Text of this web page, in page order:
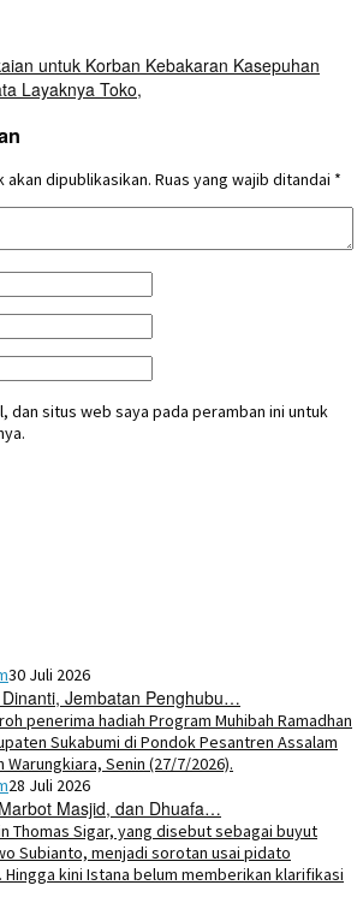
untuk Korban Kebakaran Kasepuhan
Layaknya Toko,
akan dipublikasikan. Ruas yang wajib ditandai *
dan situs web saya pada peramban ini untuk
30 Juli 2026
Jembatan Penghubu…
28 Juli 2026
Masjid, dan Dhuafa…